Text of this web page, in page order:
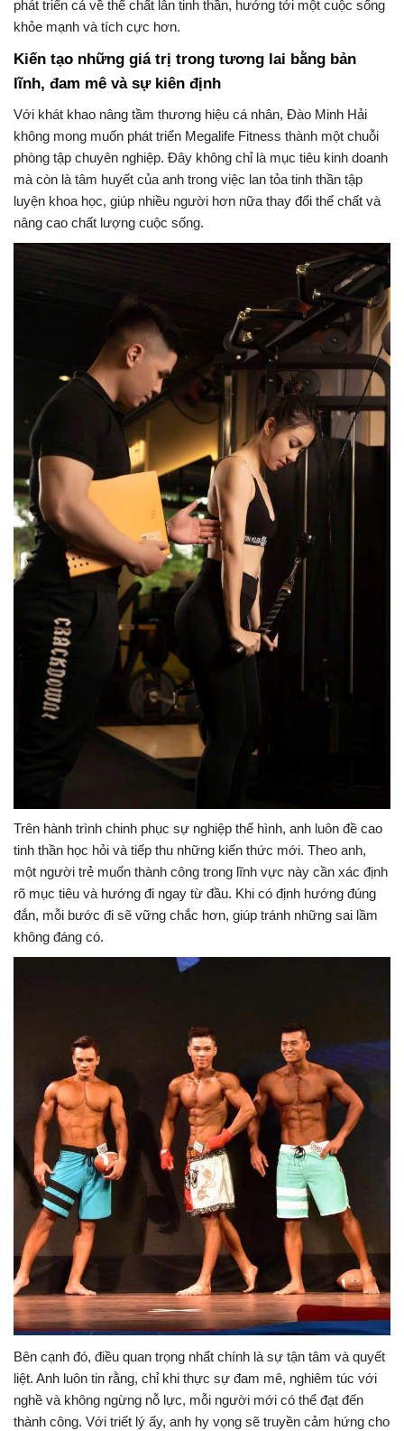
phát triển cả về thể chất lẫn tinh thần, hướng tới một cuộc sống
khỏe mạnh và tích cực hơn.
Kiến tạo những giá trị trong tương lai bằng bản
lĩnh, đam mê và sự kiên định
Với khát khao nâng tầm thương hiệu cá nhân, Đào Minh Hải
không mong muốn phát triển Megalife Fitness thành một chuỗi
phòng tập chuyên nghiệp. Đây không chỉ là mục tiêu kinh doanh
mà còn là tâm huyết của anh trong việc lan tỏa tinh thần tập
luyện khoa học, giúp nhiều người hơn nữa thay đổi thể chất và
nâng cao chất lượng cuộc sống.
Trên hành trình chinh phục sự nghiệp thể hình, anh luôn đề cao
tinh thần học hỏi và tiếp thu những kiến thức mới. Theo anh,
một người trẻ muốn thành công trong lĩnh vực này cần xác định
rõ mục tiêu và hướng đi ngay từ đầu. Khi có định hướng đúng
đắn, mỗi bước đi sẽ vững chắc hơn, giúp tránh những sai lầm
không đáng có.
Bên cạnh đó, điều quan trọng nhất chính là sự tận tâm và quyết
liệt. Anh luôn tin rằng, chỉ khi thực sự đam mê, nghiêm túc với
nghề và không ngừng nỗ lực, mỗi người mới có thể đạt đến
thành công. Với triết lý ấy, anh hy vọng sẽ truyền cảm hứng cho